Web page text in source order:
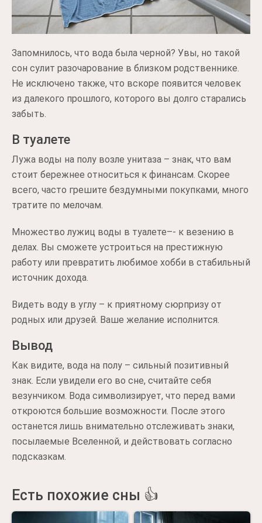
Запомнилось, что вода была черной? Увы, но такой
сон сулит разочарование в близком родственнике.
Не исключено также, что вскоре появится человек
из далекого прошлого, которого вы долго старались
забыть.
В туалете
Лужа воды на полу возле унитаза – знак, что вам
стоит бережнее относиться к финансам. Скорее
всего, часто грешите бездумными покупками, много
тратите по мелочам.
Множество лужиц воды в туалете–- к везению в
делах. Вы сможете устроиться на престижную
работу или превратить любимое хобби в стабильный
источник дохода.
Видеть воду в углу – к приятному сюрпризу от
родных или друзей. Ваше желание исполнится.
Вывод
Как видите, вода на полу – сильный позитивный
знак. Если увидели его во сне, считайте себя
везунчиком. Вода символизирует, что перед вами
откроются большие возможности. После этого
останется лишь внимательно отслеживать знаки,
посылаемые Вселенной, и действовать согласно
подсказкам.
Есть похожие сны 👍